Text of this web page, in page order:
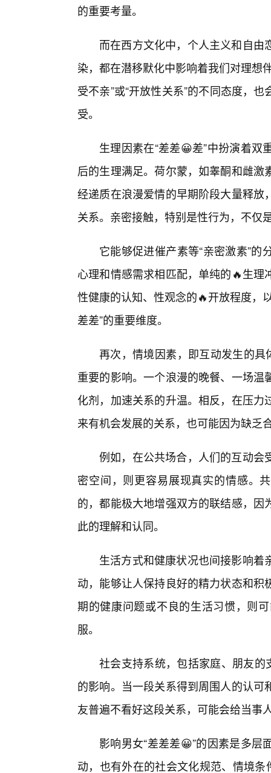
的重要考量。
而在西方文化中，个人主义和自
染，都在潜移默化中影响着我们对理想
受不亲”或“开放性关系”的不同态度，
受。
生理因素在“差差😀差”中扮演着
后的生理满足。荷尔蒙，如睾酮和雌
经递质在浪漫爱情的早期阶段大量释
关系。亲密接触，特别是性行为，不仅
它能够促进催产素等“亲密激素”
心理和情感需求相匹配，单纯的🔥生
性健康的认知、性观念的🔥开放程度，
差差”的重要维度。
再次，情境因素，即互动发生的具
重要的影响。一个浪漫的晚餐、一场
化剂，加速关系的升温。相反，在压
来有机会发展的关系，也可能因为缺乏
例如，在公共场合，人们的互动会
密空间，则更容易展现真实的情感。
的，都能极大地增强双方的联结感，
此的理解和认同。
生活方式和健康状况也间接影响
动，能够让人保持良好的精力状态和
期的健康问题或不良的生活习惯，则
服。
社会支持系统，包括家庭、朋友的
的影响。当一段关系得到周围人的认
友普遍不看好这段关系，可能会给当事
影响男女“差差差😀”的因素是多
动，也有外在的社会文化规范、情境